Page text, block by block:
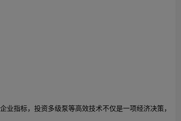
指标，投资多级泵等高效技术不仅是一项经济决策，